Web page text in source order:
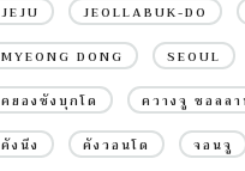
JEJU JEOLLABUK-DO
MYEONG DONG SEOUL
คยองซังบุกโด ควางจู ชอลลา
คังนึง คังวอนโด จอนจู